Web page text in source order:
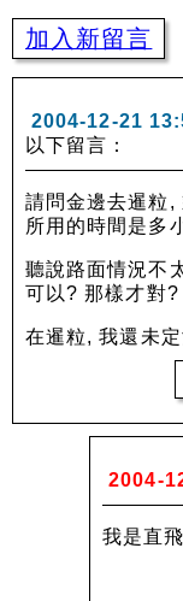
加入新留言
2004-12-21
以下留言：
請問金邊去暹粒,
所用的時間是多
聽說路面情況不
可以? 那樣才對?
在暹粒, 我還未
2004-
我是直